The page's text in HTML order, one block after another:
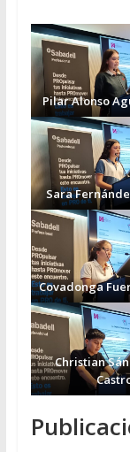
Pilar Alonso
Sara
Covadonga
Christian